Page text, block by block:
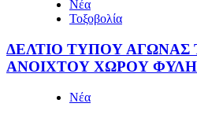
Νέα
Τοξοβολία
ΔΕΛΤΙΟ ΤΥΠΟΥ ΑΓΩΝΑΣ
ΑΝΟΙΧΤΟΥ ΧΩΡΟΥ ΦΥΛΗ
Νέα